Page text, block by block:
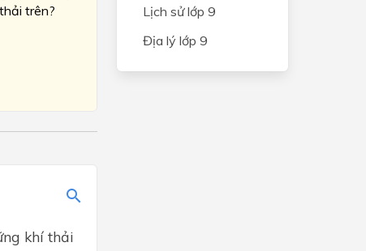
trên?
khí thải
Lịch sử lớp 9
Địa lý lớp 9